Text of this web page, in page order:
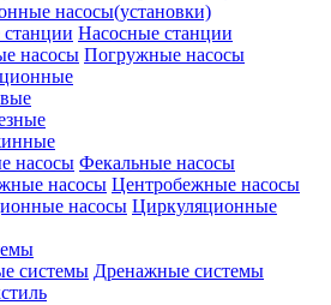
насосы(установки)
Насосные станции
Погружные насосы
Фекальные насосы
Центробежные насосы
Циркуляционные
Дренажные системы